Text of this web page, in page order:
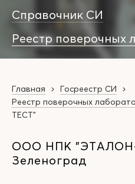
Справочник СИ
Реестр поверочных
Главная
Госреестр СИ
Реестр поверочных
ТЕСТ"
ООО НПК "ЭТАЛОН-
Зеленоград